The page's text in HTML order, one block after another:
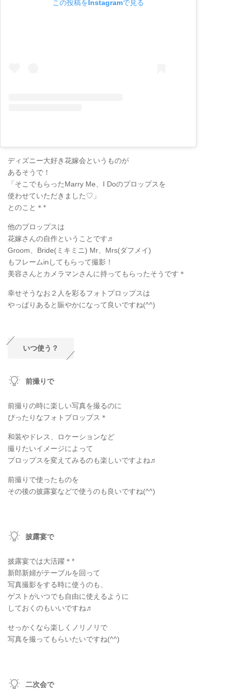
この投稿をInstagramで見る
ディズニー大好き花嫁会というものが
あるそうで！
「そこでもらったMarry Me、I Doのプロップスを
使わせていただきました♡」
とのこと＊*
他のプロップスは
花嫁さんの自作ということです♬
Groom、Bride(ミキミニ) Mr、Mrs(ダフメイ)
もフレームinしてもらって撮影！
美容さんとカメラマンさんに持ってもらったそうです＊
幸せそうなお２人を彩るフォトプロップスは
やっぱりあると賑やかになって良いですね(^^)
いつ使う？
前撮りで
前撮りの時に楽しい写真を撮るのに
ぴったりなフォトプロップス＊
和装やドレス、ロケーションなど
撮りたいイメージによって
プロップスを変えてみるのも楽しいですよね♬
前撮りで使ったものを
その後の披露宴などで使うのも良いですね(^^)
披露宴で
披露宴では大活躍＊*
新郎新婦がテーブルを回って
写真撮影をする時に使うのも、
ゲストがいつでも自由に使えるように
しておくのもいいですね♬
せっかくなら楽しくノリノリで
写真を撮ってもらいたいですね(^^)
二次会で